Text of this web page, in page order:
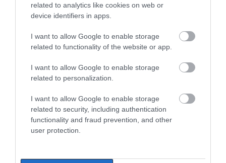
related to analytics like cookies on web or
device identifiers in apps.
I want to allow Google to enable storage
related to functionality of the website or app.
I want to allow Google to enable storage
related to personalization.
I want to allow Google to enable storage
related to security, including authentication
functionality and fraud prevention, and other
user protection.